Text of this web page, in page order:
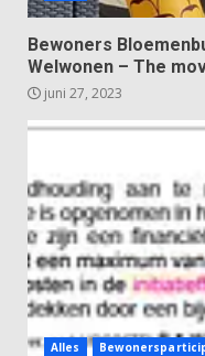
Bewoners
Welwonen – The
juni 27, 2023
Alles